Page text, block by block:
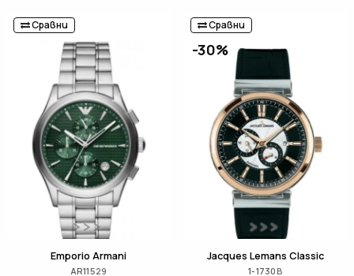
Сравни
Emporio Armani
AR11529
Сравни
-30%
Jacques Lemans Classic
1-1730B